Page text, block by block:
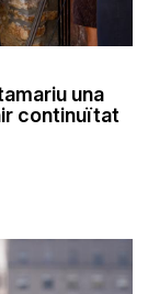
una
continuïtat